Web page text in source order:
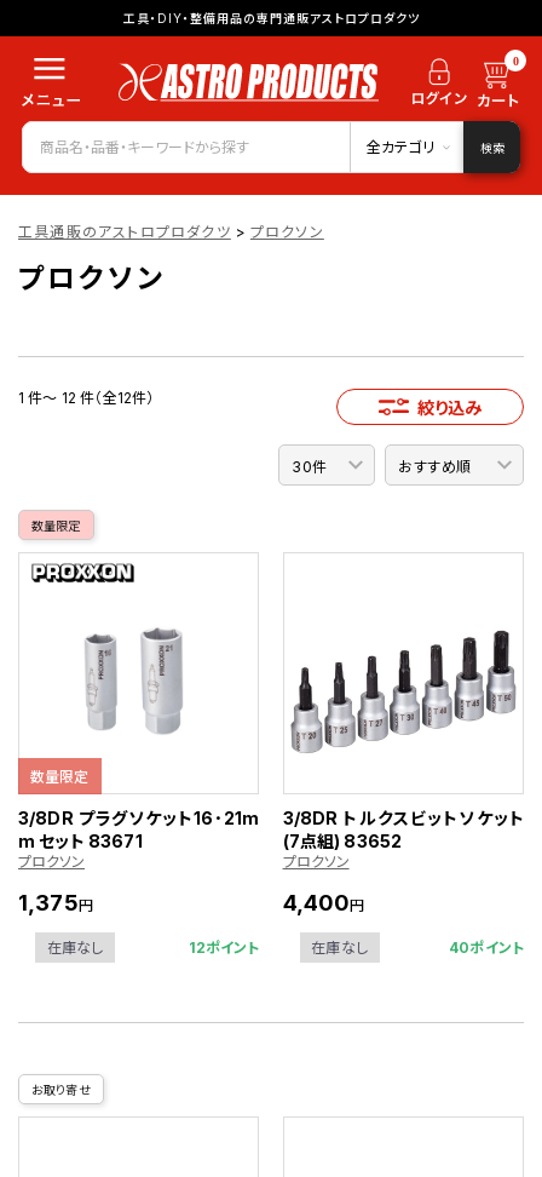
工具・DIY・整備用品の専門通販アストロプロダクツ
0
全カテゴリ 検索
工具通販のアストロプロダクツ > プロクソン
プロクソン
1 件～ 12 件（全12件） 絞り込み
数量限定
数量限定
3/8DR プラグソケット16･21m
m セット 83671
プロクソン
1,375円
在庫なし 12ポイント
3/8DR トルクスビットソケット
(7点組) 83652
プロクソン
4,400円
在庫なし 40ポイント
お取り寄せ